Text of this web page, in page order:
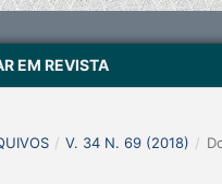
EM REVISTA
/ V. 34 N. 69 (2018) /